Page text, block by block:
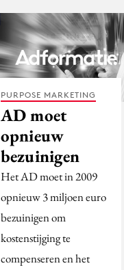
PURPOSE MARKETING
AD moet
opnieuw
bezuinigen
Het AD moet in 2009
opnieuw 3 miljoen euro
bezuinigen om
kostenstijging te
compenseren en het